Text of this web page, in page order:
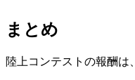
まとめ
陸上コンテストの報酬は